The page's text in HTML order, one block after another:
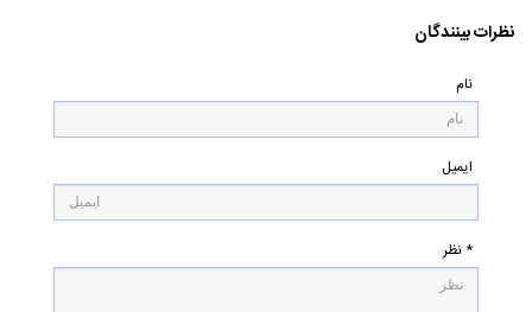
نظرات بینندگان
نام
ایمیل
* نظر